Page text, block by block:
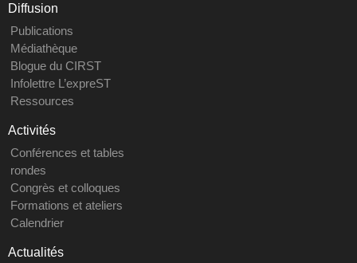
Diffusion
Publications
Médiathèque
Blogue du CIRST
Infolettre L’expreST
Ressources
Activités
Conférences et tables
rondes
Congrès et colloques
Formations et ateliers
Calendrier
Actualités